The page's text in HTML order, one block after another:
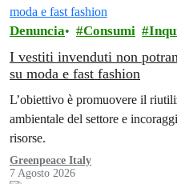
Denuncia Consumi
I vestiti invenduti non
su moda e fast fashion
L’obiettivo è promuovere il
ambientale del settore e
risorse.
Greenpeace Italy
7 Agosto 2026